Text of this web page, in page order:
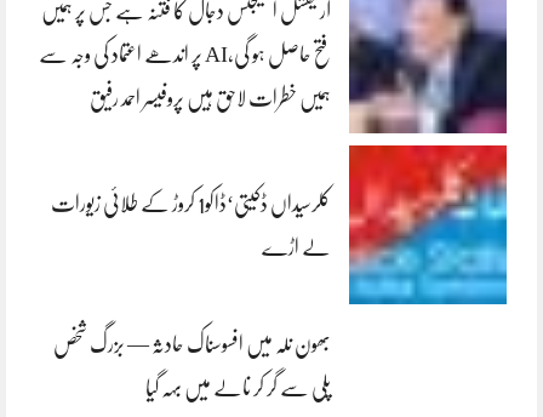
آرٹیفشل انٹلیجنس دجال کا فتنہ ہے جس پر ہمیں
فتح حاصل ہو گی،AI پر اندھے اعتماد کی وجہ سے
ہمیں خطرات لاحق ہیں پروفیسر احمد رفیق
کلرسیداں ڈکیتی‘ڈاکو1 کروڑ کے طلائی زیورات
لے اڑے
بھون نلہ میں افسوسناک حادثہ — بزرگ شخص
پلی سے گر کر نالے میں بہہ گیا